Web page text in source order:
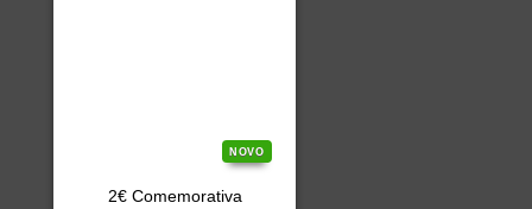
NOVO
2€ Comemorativa